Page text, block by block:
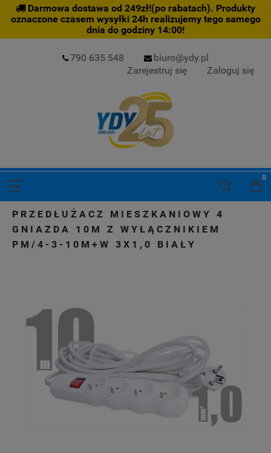
Darmowa dostawa od 249zł!(po rabatach). Produkty
oznaczone czasem wysyłki 24h realizujemy tego samego
dnia do godziny 14:00!
790 635 548
biuro@ydy.pl
Zarejestruj się
Zaloguj się
PRZEDŁUŻACZ MIESZKANIOWY 4
GNIAZDA 10M Z WYŁĄCZNIKIEM
PM/4-3-10M+W 3X1,0 BIAŁY